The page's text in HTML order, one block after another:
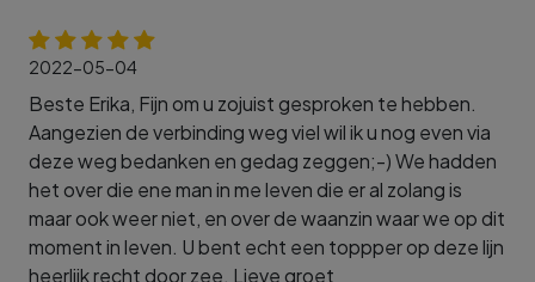
2022-05-04
Beste Erika, Fijn om u zojuist gesproken te hebben.
Aangezien de verbinding weg viel wil ik u nog even via
deze weg bedanken en gedag zeggen;-) We hadden
het over die ene man in me leven die er al zolang is
maar ook weer niet, en over de waanzin waar we op dit
moment in leven. U bent echt een toppper op deze lijn
heerlijk recht door zee. Lieve groet